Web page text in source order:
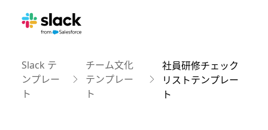
Slack テ
ンプレー
ト
チーム文化
テンプレー
ト
社員研修チェック
リストテンプレー
ト